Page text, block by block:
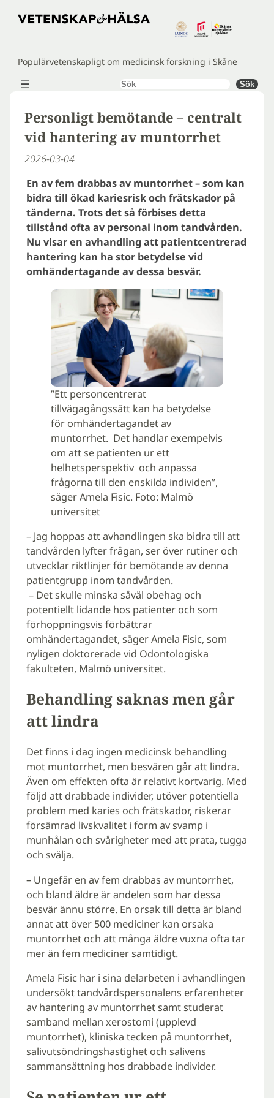
Hoppa
Populärvetenskapligt om medicinsk forskning i Skåne
Sök Sök
Personligt bemötande – centralt
vid hantering av muntorrhet
2026-03-04
En av fem drabbas av muntorrhet – som kan
bidra till ökad kariesrisk och frätskador på
tänderna. Trots det så förbises detta
tillstånd ofta av personal inom tandvården.
Nu visar en avhandling att patientcentrerad
hantering kan ha stor betydelse vid
omhändertagande av dessa besvär.
”Ett personcentrerat
tillvägagångssätt kan ha betydelse
för omhändertagandet av
muntorrhet. Det handlar exempelvis
om att se patienten ur ett
helhetsperspektiv och anpassa
frågorna till den enskilda individen”,
säger Amela Fisic. Foto: Malmö
universitet
– Jag hoppas att avhandlingen ska bidra till att
tandvården lyfter frågan, ser över rutiner och
utvecklar riktlinjer för bemötande av denna
patientgrupp inom tandvården.
– Det skulle minska såväl obehag och
potentiellt lidande hos patienter och som
förhoppningsvis förbättrar
omhändertagandet, säger Amela Fisic, som
nyligen doktorerade vid Odontologiska
fakulteten, Malmö universitet.
Behandling saknas men går
att lindra
Det finns i dag ingen medicinsk behandling
mot muntorrhet, men besvären går att lindra.
Även om effekten ofta är relativt kortvarig. Med
följd att drabbade individer, utöver potentiella
problem med karies och frätskador, riskerar
försämrad livskvalitet i form av svamp i
munhålan och svårigheter med att prata, tugga
och svälja.
– Ungefär en av fem drabbas av muntorrhet,
och bland äldre är andelen som har dessa
besvär ännu större. En orsak till detta är bland
annat att över 500 mediciner kan orsaka
muntorrhet och att många äldre vuxna ofta tar
mer än fem mediciner samtidigt.
Amela Fisic har i sina delarbeten i avhandlingen
undersökt tandvårdspersonalens erfarenheter
av hantering av muntorrhet samt studerat
samband mellan xerostomi (upplevd
muntorrhet), kliniska tecken på muntorrhet,
salivutsöndringshastighet och salivens
sammansättning hos drabbade individer.